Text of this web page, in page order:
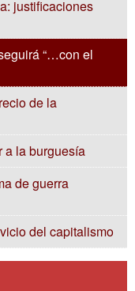
justificaciones
“…con el
de la
a la burguesía
de guerra
del capitalismo